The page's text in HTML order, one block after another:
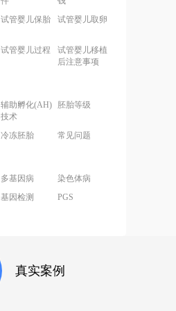
试管婴儿保胎 试管婴儿取卵
试管婴儿过程
试管婴儿移植
后注意事项
辅助孵化(AH)
技术
胚胎等级
冷冻胚胎 常见问题
多基因病
染色体病
基因检测
PGS
真实案例